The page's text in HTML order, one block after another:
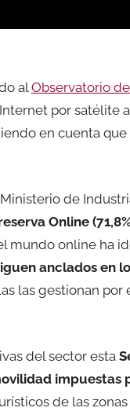
al Observatorio
por satélite a
en cuenta que
de
Online
mundo online ha
anclados en
las gestionan por
del sector esta
impuestas
de las